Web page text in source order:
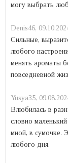
могу выбрать
Denis46,
Сильные,
любого
менять ароматы
повседневной
Yusya35,
Влюбилась в
словно
мной, в сумочке.
любого дня.